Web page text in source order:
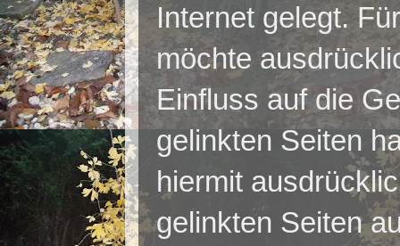
Internet gelegt.
möchte
Einfluss auf die
gelinkten Seiten
hiermit
gelinkten Seiten